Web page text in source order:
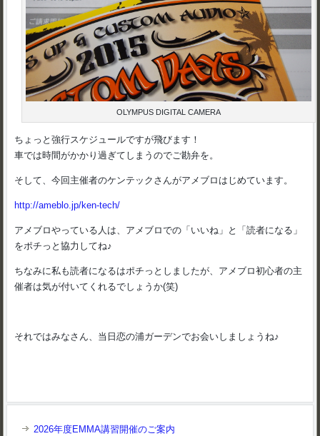
OLYMPUS DIGITAL CAMERA
ちょっと強行スケジュールですが飛びます！
車では時間がかかり過ぎてしまうのでご勘弁を。
そして、今回主催者のケンテックさんがアメブロはじめています。
http://ameblo.jp/ken-tech/
アメブロやっている人は、アメブロでの「いいね」と「読者になる」
をポチっと協力してね♪
ちなみに私も読者になるはポチっとしましたが、アメブロ初心者の主
催者は気が付いてくれるでしょうか(笑)
それではみなさん、当日恋の浦ガーデンでお会いしましょうね♪
2026年度EMMA講習開催のご案内